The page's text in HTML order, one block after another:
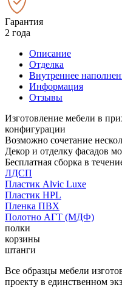
Гарантия
2 года
Описание
Отделка
Внутреннее
Информация
Отзывы
Изготовление мебели в
конфигурации
Возможно сочетание
Декор и отделку фасадов
Бесплатная сборка в
ЛДСП
Пластик Alvic Luxe
Пластик HPL
Пленка ПВХ
Полотно АГТ (МДФ)
полки
корзины
штанги
Все образцы мебели
проекту в единственном